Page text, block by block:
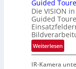
i
k
s
c
h
e
n
4
K
-
z
t
e
M
ö
g
l
ü
c
k
k
e
h
Guided
Die VISION
Guided
Weiterlesen:
G
u
IR-Kamera